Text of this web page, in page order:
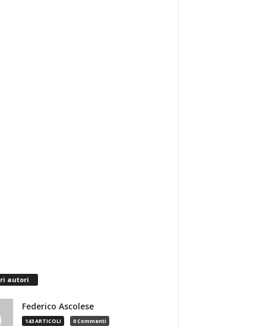
autori
Federico Ascolese
143 ARTICOLI 0 Commenti